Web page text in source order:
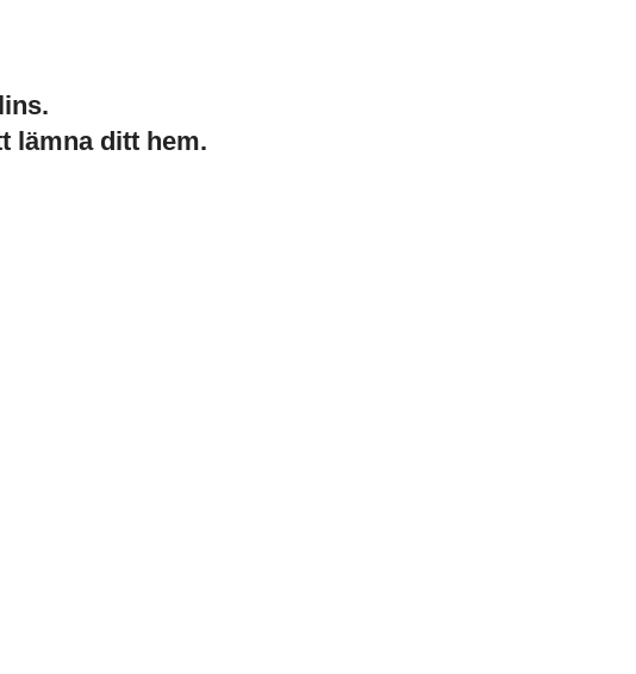
lämna ditt hem.